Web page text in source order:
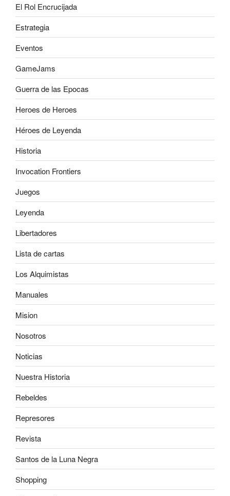
El Rol Encrucijada
Estrategia
Eventos
GameJams
Guerra de las Epocas
Heroes de Heroes
Héroes de Leyenda
Historia
Invocation Frontiers
Juegos
Leyenda
Libertadores
Lista de cartas
Los Alquimistas
Manuales
Mision
Nosotros
Noticias
Nuestra Historia
Rebeldes
Represores
Revista
Santos de la Luna Negra
Shopping